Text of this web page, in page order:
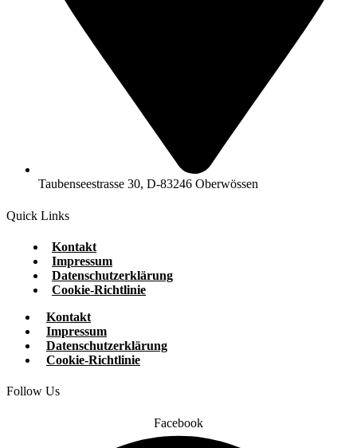
Taubenseestrasse 30, D-83246 Oberwössen
Quick Links
Kontakt
Impressum
Datenschutzerklärung
Cookie-Richtlinie
Kontakt
Impressum
Datenschutzerklärung
Cookie-Richtlinie
Follow Us
Facebook